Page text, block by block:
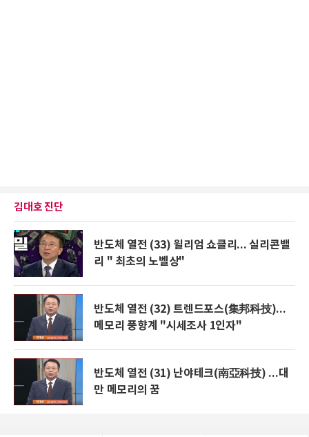
김대호 진단
반도체 열전 (33) 윌리엄 쇼클리... 실리콘밸
리 " 최초의 노벨상"
반도체 열전 (32) 트렌드포스(集邦科技)...
메모리 풍향계 "시세조사 1인자"
반도체 열전 (31) 난야테크(南亞科技) ...대
만 메모리의 꿈